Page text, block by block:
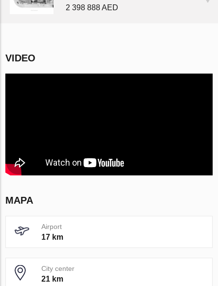
2 398 888 AED
VIDEO
MAPA
Airport
17 km
City center
21 km